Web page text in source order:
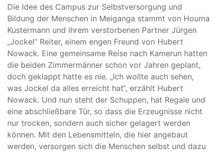
Die Idee des Campus zur Selbstversorgung und
Bildung der Menschen in Meiganga stammt von Houma
Kustermann und ihrem verstorbenen Partner Jürgen
„Jockel“ Reiter, einem engen Freund von Hubert
Nowack. Eine gemeinsame Reise nach Kamerun hatten
die beiden Zimmermänner schon vor Jahren geplant,
doch geklappt hatte es nie. „Ich wollte auch sehen,
was Jockel da alles erreicht hat“, erzählt Hubert
Nowack. Und nun steht der Schuppen, hat Regale und
eine abschließbare Tür, so dass die Erzeugnisse nicht
nur trocken, sondern auch sicher gelagert werden
können. Mit den Lebensmitteln, die hier angebaut
werden, versorgen sich die Menschen selbst und dazu